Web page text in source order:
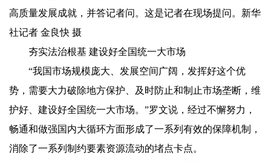
高质量发展成就，并答记者问。这是记者在现场提问。新华
社记者 金良快 摄
夯实法治根基 建设好全国统一大市场
“我国市场规模庞大、发展空间广阔，发挥好这个优
势，需要大力破除地方保护、及时防止和制止市场垄断，维
护好、建设好全国统一大市场。”罗文说，经过不懈努力，
畅通和做强国内大循环方面形成了一系列有效的保障机制，
消除了一系列制约要素资源流动的堵点卡点。